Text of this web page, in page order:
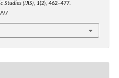
Studies (IJIS), 1(2), 462–477.